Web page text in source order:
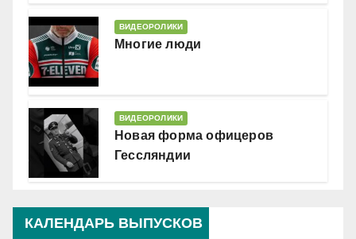
ВИДЕОРОЛИКИ
Многие люди
ВИДЕОРОЛИКИ
Новая форма офицеров
Гессляндии
КАЛЕНДАРЬ ВЫПУСКОВ